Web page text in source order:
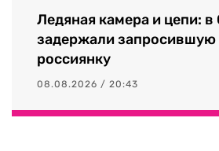
Ледяная камера и цепи:
задержали
россиянку
08.08.2026 / 20:43